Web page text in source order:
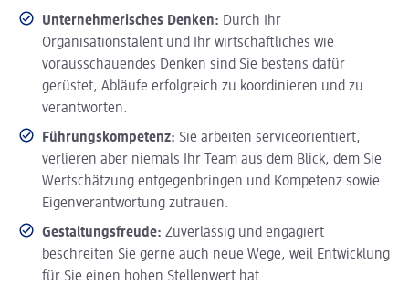
Unternehmerisches Denken: Durch Ihr
Organisationstalent und Ihr wirtschaftliches wie
vorausschauendes Denken sind Sie bestens dafür
gerüstet, Abläufe erfolgreich zu koordinieren und zu
verantworten.
Führungskompetenz: Sie arbeiten serviceorientiert,
verlieren aber niemals Ihr Team aus dem Blick, dem Sie
Wertschätzung entgegenbringen und Kompetenz sowie
Eigenverantwortung zutrauen.
Gestaltungsfreude: Zuverlässig und engagiert
beschreiten Sie gerne auch neue Wege, weil Entwicklung
für Sie einen hohen Stellenwert hat.